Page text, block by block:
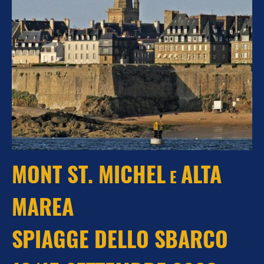
MONT ST. MICHEL E ALTA
MAREA
SPIAGGE DELLO SBARCO